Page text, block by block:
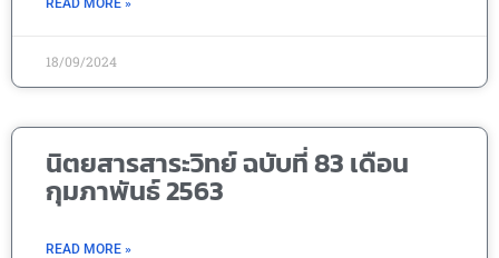
18/09/2024
นิตยสารสาระวิทย์ ฉบับที่ 83 เดือน
กุมภาพันธ์ 2563
READ MORE »